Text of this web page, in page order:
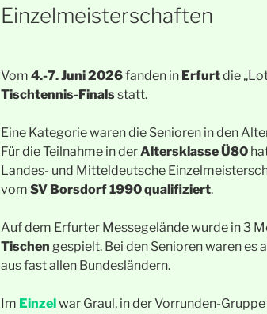
Einzelmeisterschaften
Vom 4.-7. Juni 2026fanden in Erfurtdie
Tischtennis-Finalsstatt.
Eine Kategorie waren die Senioren in den
Für die Teilnahme in derAltersklasse Ü80
Landes- und Mitteldeutsche
vom SV Borsdorf 1990qualifiziert.
Auf dem Erfurter Messegelände wurde in 3
Tischen gespielt. Bei den Senioren waren es
aus fast allen Bundesländern.
Im Einzelwar Graul, in der Vorrunden-